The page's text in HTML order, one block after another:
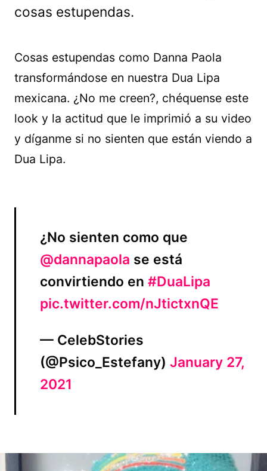
cosas estupendas.
Cosas estupendas como Danna Paola
transformándose en nuestra Dua Lipa
mexicana. ¿No me creen?, chéquense este
look y la actitud que le imprimió a su video
y díganme si no sienten que están viendo a
Dua Lipa.
¿No sienten como que
@dannapaola se está
convirtiendo en #DuaLipa
pic.twitter.com/nJtictxnQE
— CelebStories
(@Psico_Estefany) January 27,
2021